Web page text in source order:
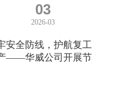
03
2026-03
安全防线，护航复工
——华威公司开展节